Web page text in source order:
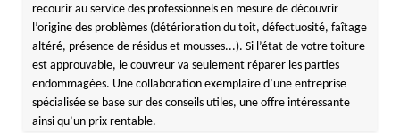
recourir au service des professionnels en mesure de découvrir
l’origine des problèmes (détérioration du toit, défectuosité, faîtage
altéré, présence de résidus et mousses...). Si l’état de votre toiture
est approuvable, le couvreur va seulement réparer les parties
endommagées. Une collaboration exemplaire d’une entreprise
spécialisée se base sur des conseils utiles, une offre intéressante
ainsi qu’un prix rentable.